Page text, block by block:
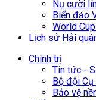
Nụ cười
Biển đảo
World
Lịch sử Hải
Chính trị
Tin tức -
Bộ đội Cụ
Bảo vệ